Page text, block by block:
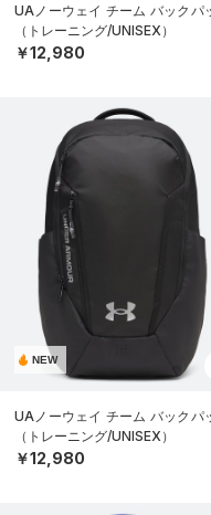
UAノーウェイ チーム バックパ
（トレーニング/UNISEX）
￥12,980
NEW
UAノーウェイ チーム バックパ
（トレーニング/UNISEX）
￥12,980